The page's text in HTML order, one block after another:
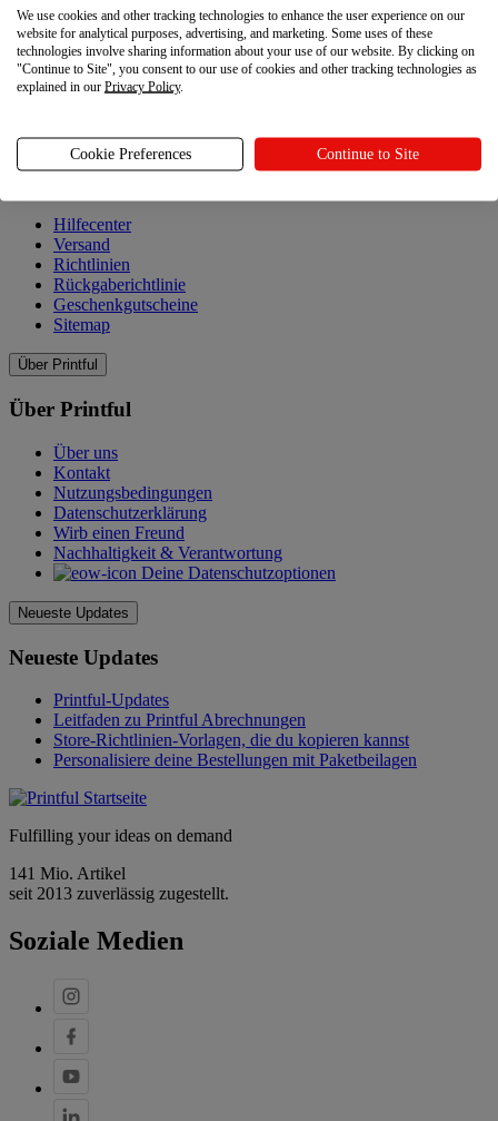
Wissenswertes
Wissenswertes
Blog
Ressourcen
Hilfecenter
Versand
Richtlinien
Rückgaberichtlinie
Geschenkgutscheine
Sitemap
Über Printful
Über Printful
Über uns
Kontakt
Nutzungsbedingungen
Datenschutzerklärung
Wirb einen Freund
Nachhaltigkeit & Verantwortung
Deine Datenschutzoptionen
Neueste Updates
Neueste Updates
Printful-Updates
Leitfaden zu Printful Abrechnungen
Store-Richtlinien-Vorlagen, die du kopieren kannst
Personalisiere deine Bestellungen mit Paketbeilagen
Fulfilling your ideas on demand
141 Mio. Artikel
seit 2013 zuverlässig zugestellt.
Soziale Medien
We use cookies and other tracking technologies to enhance the user experience on our
website for analytical purposes, advertising, and marketing. Some uses of these
technologies involve sharing information about your use of our website. By clicking on
"Continue to Site", you consent to our use of cookies and other tracking technologies as
explained in our Privacy Policy.
Cookie Preferences Continue to Site